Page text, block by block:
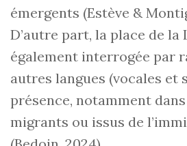
émergents (Estève &
D’autre part, la place de la
également interrogée par
autres langues (vocales et
présence, notamment
migrants ou issus de